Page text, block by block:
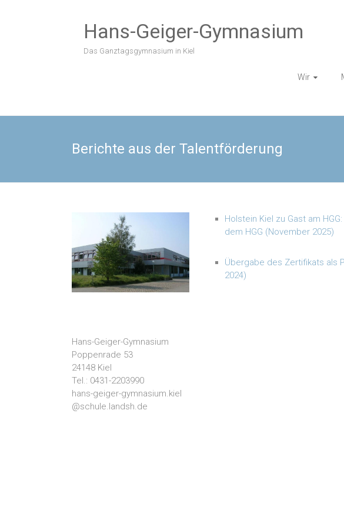
Hans-Geiger-Gymnasium
Das Ganztagsgymnasium in Kiel
Wir
Berichte aus der Talentförderung
Holstein Kiel zu Gast am
dem HGG (November 2025)
Übergabe des Zertifikats als
2024)
Hans-Geiger-Gymnasium
Poppenrade 53
24148 Kiel
Tel.: 0431-2203990
hans-geiger-gymnasium.kiel
@schule.landsh.de